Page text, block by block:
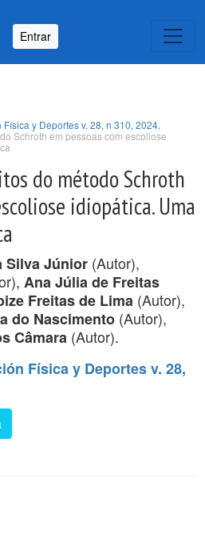
Entrar
y Deportes v. 28, n 310, 2024.
Schroth em pessoas com escoliose
do método Schroth
idiopática. Uma
Silva Júnior (Autor),
Ana Júlia de Freitas
Freitas de Lima (Autor),
do Nascimento (Autor),
Câmara (Autor).
Física y Deportes v. 28,